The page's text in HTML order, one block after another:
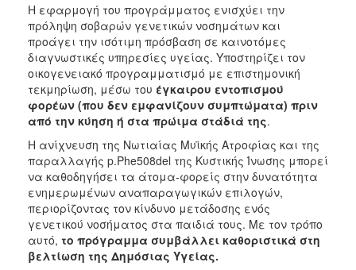
Η εφαρμογή του προγράμματος ενισχύει την
πρόληψη σοβαρών γενετικών νοσημάτων και
προάγει την ισότιμη πρόσβαση σε καινοτόμες
διαγνωστικές υπηρεσίες υγείας. Υποστηρίζει τον
οικογενειακό προγραμματισμό με επιστημονική
τεκμηρίωση, μέσω του έγκαιρου εντοπισμού
φορέων (που δεν εμφανίζουν συμπτώματα) πριν
από την κύηση ή στα πρώιμα στάδιά της.
Η ανίχνευση της Νωτιαίας Μυϊκής Ατροφίας και της
παραλλαγής p.Phe508del της Κυστικής Ίνωσης μπορεί
να καθοδηγήσει τα άτομα-φορείς στην δυνατότητα
ενημερωμένων αναπαραγωγικών επιλογών,
περιορίζοντας τον κίνδυνο μετάδοσης ενός
γενετικού νοσήματος στα παιδιά τους. Με τον τρόπο
αυτό, το πρόγραμμα συμβάλλει καθοριστικά στη
βελτίωση της Δημόσιας Υγείας.